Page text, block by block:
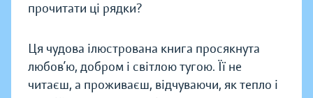
прочитати ці рядки?
Ця чудова ілюстрована книга просякнута
любов’ю, добром і світлою тугою. Її не
читаєш, а проживаєш, відчуваючи, як тепло і